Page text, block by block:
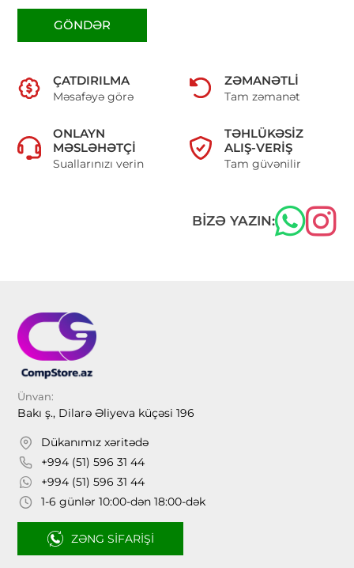
GÖNDƏR
ÇATDIRILMA
Məsafəyə görə
ZƏMANƏTLI
Tam zəmanət
ONLAYN
MƏSLƏHƏTÇI
Suallarınızı verin
TƏHLÜKƏSIZ
ALIŞ-VERIŞ
Tam güvənilir
BIZƏ YAZIN:
Ünvan:
Bakı ş., Dilarə Əliyeva küçəsi 196
Dükanımız xəritədə
+994 (51) 596 31 44
+994 (51) 596 31 44
1-6 günlər 10:00-dən 18:00-dək
ZƏNG SIFARIŞI